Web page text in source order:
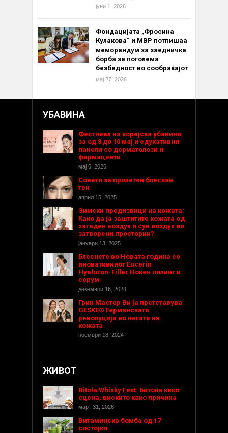
јуни 1, 2026
Фондацијата „Фросина
Кулакова“ и МВР потпишаа
меморандум за заедничка
борба за поголема
безбедност во сообраќајот
мај 27, 2026
УБАВИНА
Фестивал на корејска убавина
за од 8 до 10 мај и едукативни
панели со дерматолози и
фармацевти
мај 6, 2026
Совети за пролетен блескав
тен
април 15, 2025
Зимски предизвици на кожата:
Како да ја заштитите кожата од
загаден воздух и сув воздух во
затворени простории?
јануари 13, 2025
Блеснете во Новата година со
иновативниот Eucerin
Hyaluron-Filler Ноќен пилинг и
серум
декември 16, 2024
Грин Мастер Ви ја претставува
GESKE® Германската
револуција во негата на
кожата
ноември 18, 2024
ЖИВОТ
Bitola Whisky Fest: Битола како
сцена, вискито како причина
март 31, 2026
Витаминска бомба од 17
состојки